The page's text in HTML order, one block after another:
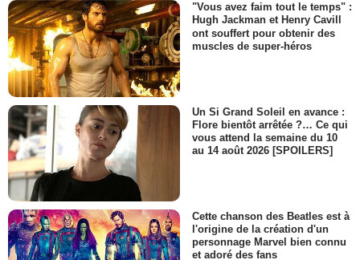
"Vous avez faim tout le temps" :
Hugh Jackman et Henry Cavill
ont souffert pour obtenir des
muscles de super-héros
Un Si Grand Soleil en avance :
Flore bientôt arrêtée ?… Ce qui
vous attend la semaine du 10
au 14 août 2026 [SPOILERS]
Cette chanson des Beatles est à
l'origine de la création d'un
personnage Marvel bien connu
et adoré des fans